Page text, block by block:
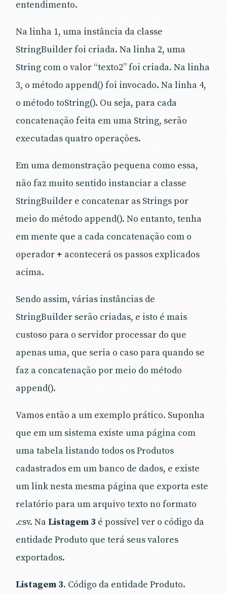
entendimento.
Na linha 1, uma instância da classe
StringBuilder foi criada. Na linha 2, uma
String com o valor “texto2” foi criada. Na linha
3, o método append() foi invocado. Na linha 4,
o método toString(). Ou seja, para cada
concatenação feita em uma String, serão
executadas quatro operações.
Em uma demonstração pequena como essa,
não faz muito sentido instanciar a classe
StringBuilder e concatenar as Strings por
meio do método append(). No entanto, tenha
em mente que a cada concatenação com o
operador + acontecerá os passos explicados
acima.
Sendo assim, várias instâncias de
StringBuilder serão criadas, e isto é mais
custoso para o servidor processar do que
apenas uma, que seria o caso para quando se
faz a concatenação por meio do método
append().
Vamos então a um exemplo prático. Suponha
que em um sistema existe uma página com
uma tabela listando todos os Produtos
cadastrados em um banco de dados, e existe
um link nesta mesma página que exporta este
relatório para um arquivo texto no formato
.csv. Na Listagem 3 é possível ver o código da
entidade Produto que terá seus valores
exportados.
Listagem 3. Código da entidade Produto.